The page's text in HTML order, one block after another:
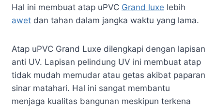
Hal ini membuat atap uPVC Grand luxe lebih
awet dan tahan dalam jangka waktu yang lama.
Atap uPVC Grand Luxe dilengkapi dengan lapisan
anti UV. Lapisan pelindung UV ini membuat atap
tidak mudah memudar atau getas akibat paparan
sinar matahari. Hal ini sangat membantu
menjaga kualitas bangunan meskipun terkena